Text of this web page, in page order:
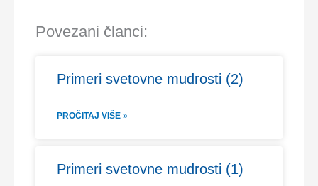
Povezani članci:
Primeri svetovne mudrosti (2)
PROČITAJ VIŠE »
Primeri svetovne mudrosti (1)